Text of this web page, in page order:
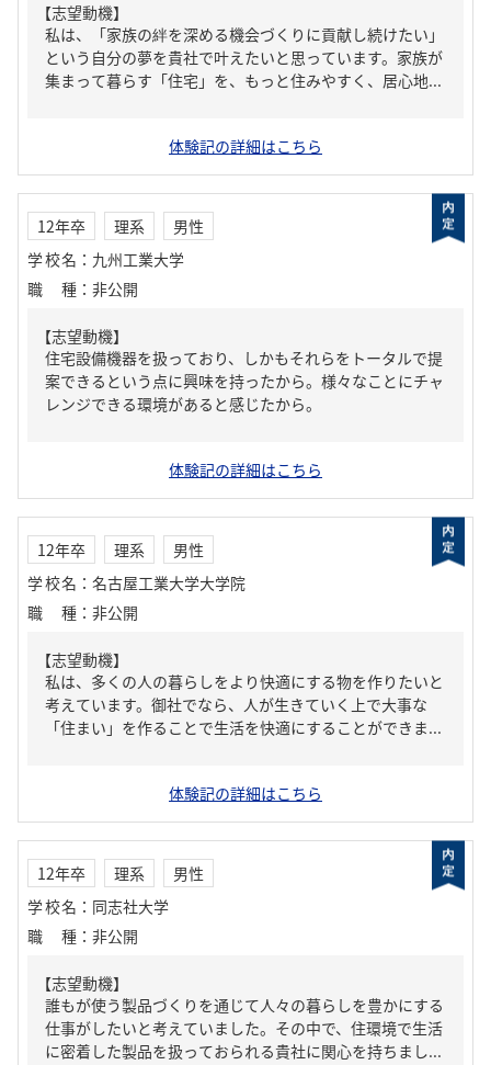
【志望動機】
私は、「家族の絆を深める機会づくりに貢献し続けたい」
という自分の夢を貴社で叶えたいと思っています。家族が
集まって暮らす「住宅」を、もっと住みやすく、居心地...
体験記の詳細はこちら
12年卒 理系
男性
学校名 ： 九州工業大学
職種 ： 非公開
【志望動機】
住宅設備機器を扱っており、しかもそれらをトータルで提
案できるという点に興味を持ったから。様々なことにチャ
レンジできる環境があると感じたから。
体験記の詳細はこちら
12年卒 理系
男性
学校名 ： 名古屋工業大学大学院
職種 ： 非公開
【志望動機】
私は、多くの人の暮らしをより快適にする物を作りたいと
考えています。御社でなら、人が生きていく上で大事な
「住まい」を作ることで生活を快適にすることができま...
体験記の詳細はこちら
12年卒 理系
男性
学校名 ： 同志社大学
職種 ： 非公開
【志望動機】
誰もが使う製品づくりを通じて人々の暮らしを豊かにする
仕事がしたいと考えていました。その中で、住環境で生活
に密着した製品を扱っておられる貴社に関心を持ちまし...